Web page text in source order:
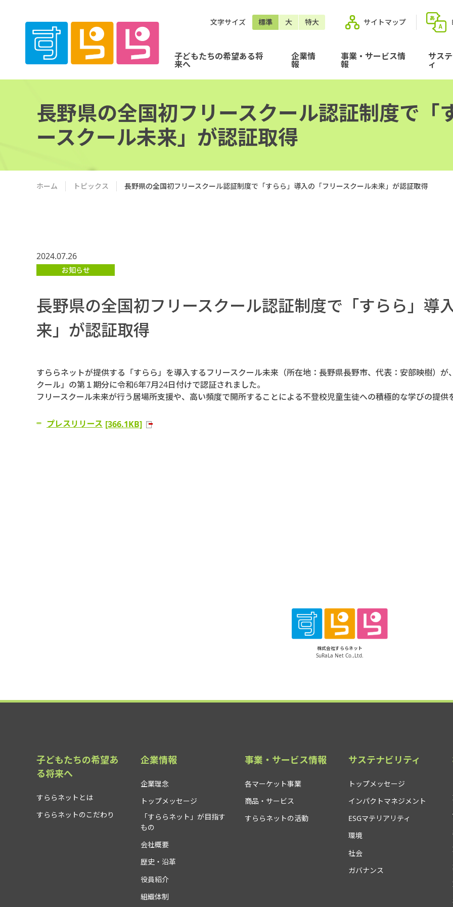
文字サイズ 標準 大 特大 サイトマップ
子どもたちの希望ある将
来へ
企業情
報
事業・サービス情
報
サス
ィ
長野県の全国初フリースクール認証制度で「
ースクール未来」が認証取得
ホーム トピックス 長野県の全国初フリースクール認証制度で「すらら」導入の「フリースクール未来」が認証取得
2024.07.26
お知らせ
長野県の全国初フリースクール認証制度で「すらら」導
来」が認証取得
すららネットが提供する「すらら」を導入するフリースクール未来（所在地：長野県長野市、代表：安部映樹）
クール」の第１期分に令和6年7月24日付けで認証されました。
フリースクール未来が行う居場所支援や、高い頻度で開所することによる不登校児童生徒への積極的な学びの提供
プレスリリース [366.1KB]
株式会社すららネット
SuRaLa Net Co.,Ltd.
子どもたちの希望あ
る将来へ
すららネットとは
すららネットのこだわり
企業情報
企業理念
トップメッセージ
「すららネット」が目指す
もの
会社概要
歴史・沿革
役員紹介
組織体制
事業・サービス情報
各マーケット事業
商品・サービス
すららネットの活動
サステナビリティ
トップメッセージ
インパクトマネジメント
ESGマテリアリティ
環境
社会
ガバナンス